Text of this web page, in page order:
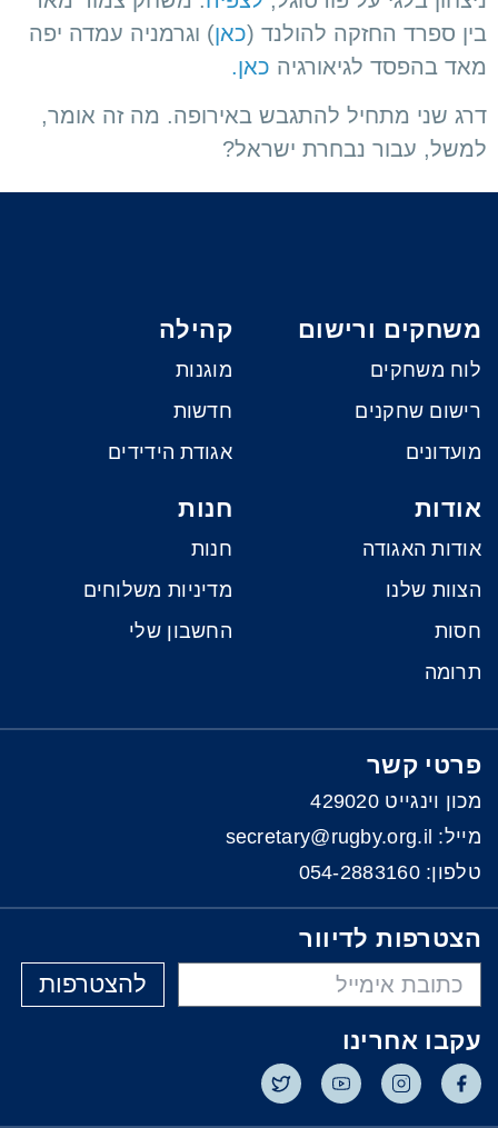
בין ספרד החזקה להולנד (כאן) וגרמניה עמדה יפה
מאד בהפסד לגיאורגיה כאן.
דרג שני מתחיל להתגבש באירופה. מה זה אומר,
למשל, עבור נבחרת ישראל?
משחקים ורישום
לוח משחקים
רישום שחקנים
מועדונים
קהילה
מוגנות
חדשות
אגודת הידידים
אודות
אודות האגודה
הצוות שלנו
חסות
תרומה
חנות
חנות
מדיניות משלוחים
החשבון שלי
פרטי קשר
מכון וינגייט 429020
מייל: secretary@rugby.org.il
טלפון:054-2883160
הצטרפות לדיוור
להצטרפות
עקבו אחרינו